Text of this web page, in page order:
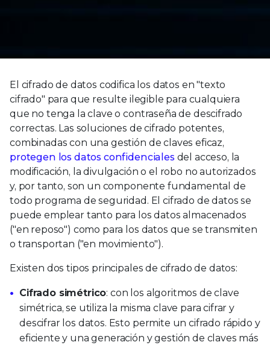
El cifrado de datos codifica los datos en "texto
cifrado" para que resulte ilegible para cualquiera
que no tenga la clave o contraseña de descifrado
correctas. Las soluciones de cifrado potentes,
combinadas con una gestión de claves eficaz,
protegen los datos confidencialesdel acceso, la
modificación, la divulgación o el robo no autorizados
y, por tanto, son un componente fundamental de
todo programa de seguridad. El cifrado de datos se
puede emplear tanto para los datos almacenados
("en reposo") como para los datos que se transmiten
o transportan ("en movimiento").
Existen dos tipos principales de cifrado de datos:
Cifrado simétrico: con los algoritmos de clave
simétrica, se utiliza la misma clave para cifrar y
descifrar los datos. Esto permite un cifrado rápido y
eficiente y una generación y gestión de claves más